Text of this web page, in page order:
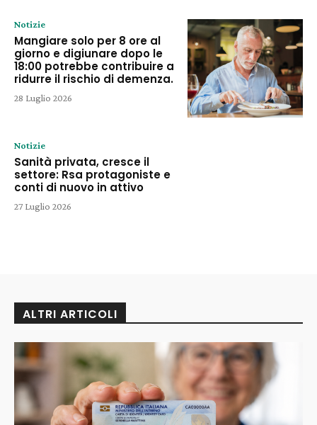
Notizie
Mangiare solo per 8 ore al
giorno e digiunare dopo le
18:00 potrebbe contribuire a
ridurre il rischio di demenza.
28 Luglio 2026
Notizie
Sanità privata, cresce il
settore: Rsa protagoniste e
conti di nuovo in attivo
27 Luglio 2026
ALTRI ARTICOLI